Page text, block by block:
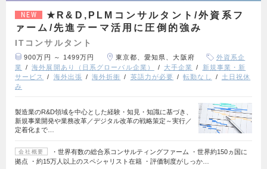
NEW
★R&D,PLMコンサルタント/外資系フ
ァーム/先進テーマ活用に圧倒的強み
ITコンサルタント
900万円 ～ 1499万円 東京都、愛知県、大阪府
外資系企
業
海外展開あり（日系グローバル企業） 大手企業
新規事業・新
サービス
海外出張 海外折衝 英語力が必要 転勤なし
土日祝休
み
製造業のR&D領域を中心とした経験・知見・知識に基づき、
新規事業開発や業務改革／デジタル改革の戦略策定～実行／
定着化まで…
会社概要
・世界有数の総合系コンサルティングファーム ・世界約150ヵ国に
拠点 ・約15万人以上のスペシャリスト在籍 ・評価制度がしっか…